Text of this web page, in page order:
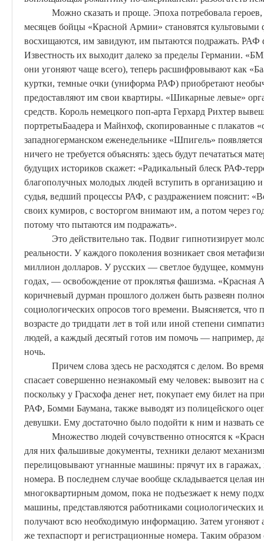
Можно сказать и проще. Эпоха потребовала
месяцев бойцы «Красной Армии» становятся
восхищаются, им завидуют, им пытаются подражать. РАФ
Известность их выходит далеко за пределы Германии.
они угоняют чаще всего), теперь расшифровывают как «
куртки, темные очки (униформа РАФ) приобретают
предоставляют им свои квартиры. «Шикарные левые»
средств. Король немецкого поп-арта Герхард Рихтер
портретыБаадера и Майнхоф, скопированные с плакатов
западногерманском еженедельнике «Шпигель»
ничего не требуется объяснять: здесь будут печататься
будущих историков скажет: «Радикальный блеск РАФ-
благополучных молодых людей вступить в организацию
судья, ведший процессы РАФ, с раздражением пояснит:
своих кумиров, с восторгом внимают им, а потом через
потому что пытаются им подражать».
Это действительно так. Подвиг гипнотизирует
реальности. У каждого поколения возникает своя
миллион долларов. У русских — светлое будущее,
годах, — освобождение от проклятья фашизма. «Красная
коричневый дурман прошлого должен быть развеян
социологических опросов того времени. Выясняется, что
возрасте до тридцати лет в той или иной степени
людей, а каждый десятый готов им помочь — например,
ночь.
Причем слова здесь не расходятся с делом. Во
спасает совершенно незнакомый ему человек: вывозит
поскольку у Грасхофа денег нет, покупает ему билет на
РАФ, Бомми Баумана, также выводят из полицейского
девушки. Ему достаточно было подойти к ним и назвать
Множество людей сочувственно относятся к
для них фальшивые документы, техники делают
перелицовывают угнанные машины: прячут их в
номера. В последнем случае вообще складывается целая
многоквартирным домом, пока не подъезжает к нему
машины, представляются работниками социологических
получают всю необходимую информацию. Затем угоняют
же техпаспорт и регистрационные номера. Таким образом